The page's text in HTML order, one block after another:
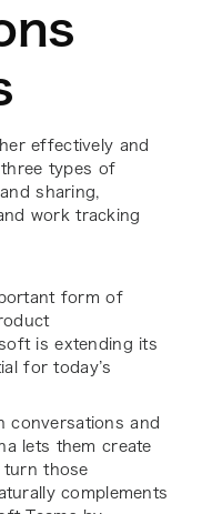
effectively and
three types of
sharing,
work tracking
form of
is extending its
for today’s
conversations and
lets them create
those
complements